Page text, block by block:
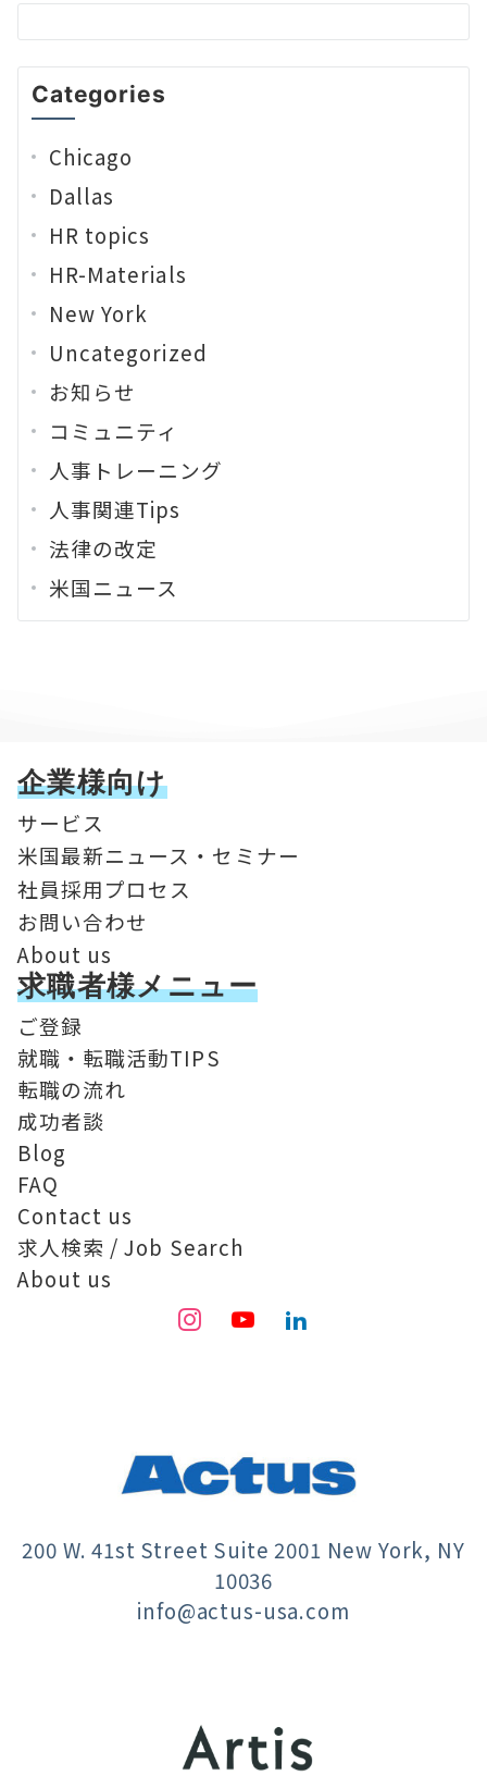
Categories
Chicago
Dallas
HR topics
HR-Materials
New York
Uncategorized
お知らせ
コミュニティ
人事トレーニング
人事関連Tips
法律の改定
米国ニュース
企業様向け
サービス
米国最新ニュース・セミナー
社員採用プロセス
お問い合わせ
About us
求職者様メニュー
ご登録
就職・転職活動TIPS
転職の流れ
成功者談
Blog
FAQ
Contact us
求人検索 / Job Search
About us
200 W. 41st Street Suite 2001 New York, NY
10036
info@actus-usa.com